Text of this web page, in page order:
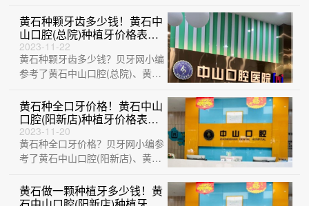
山口腔···
黄石种颗牙齿多少钱！黄石中
山口腔(总院)种植牙价格表，
国产钛基牙(BAM)种植牙价
格：3797元起/颗！
2023-11-22
黄石种颗牙齿多少钱？贝牙网小编
参考了黄石中山口腔(总院)、黄石
(大冶观···
黄石种全口牙价格！黄石中山
口腔(阳新店)种植牙价格表更
新，韩国仕诺康种植体：
3404元起/颗！
2023-11-20
黄石种全口牙价格？贝牙网小编参
考了黄石中山口腔(阳新店)、黄石
店)、···
黄石做一颗种植牙多少钱！黄